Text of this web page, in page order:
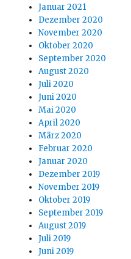
Januar 2021
Dezember 2020
November 2020
Oktober 2020
September 2020
August 2020
Juli 2020
Juni 2020
Mai 2020
April 2020
März 2020
Februar 2020
Januar 2020
Dezember 2019
November 2019
Oktober 2019
September 2019
August 2019
Juli 2019
Juni 2019